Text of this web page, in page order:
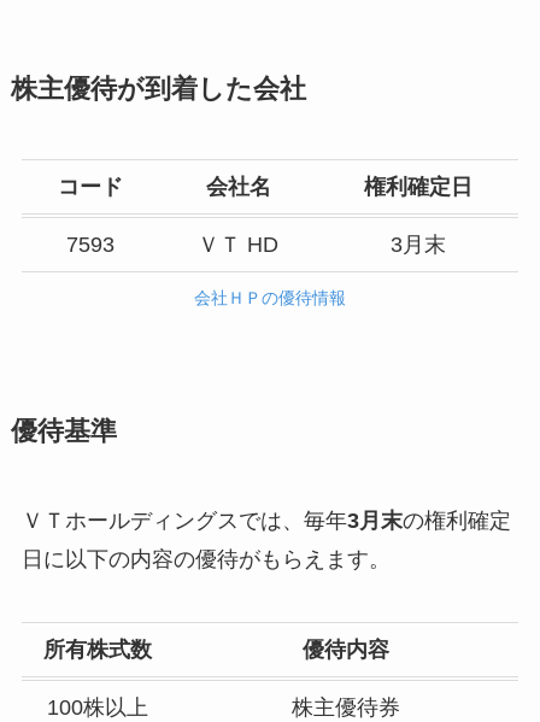
株主優待が到着した会社
コード 会社名 権利確定日
7593 ＶＴ HD 3月末
会社ＨＰの優待情報
優待基準
ＶＴホールディングスでは、毎年3月末の権利確定
日に以下の内容の優待がもらえます。
所有株式数 優待内容
100株以上 株主優待券